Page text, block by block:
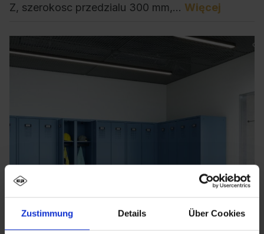
Zustimmung Details Über Cookies
Z, szerokosc przedzialu 300 mm,… Więcej